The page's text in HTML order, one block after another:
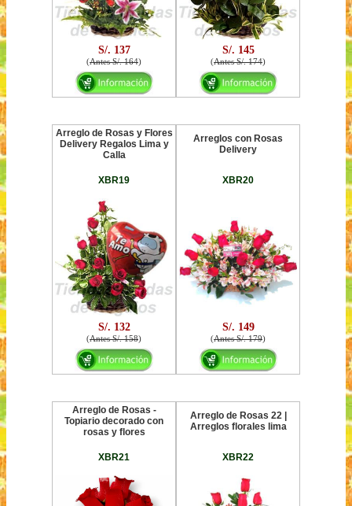
S/. 137
(Antes S/. 164)
S/. 145
(Antes S/. 174)
Arreglo de Rosas y Flores
Delivery Regalos Lima y
Calla
XBR19
S/. 132
(Antes S/. 158)
Arreglos con Rosas
Delivery
XBR20
S/. 149
(Antes S/. 179)
Arreglo de Rosas -
Topiario decorado con
rosas y flores
XBR21
Arreglo de Rosas 22 |
Arreglos florales lima
XBR22